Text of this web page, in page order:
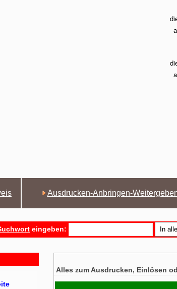
Ausdrucken-Anbringen-
eingeben:
Alles zum Ausdrucken, Einlösen